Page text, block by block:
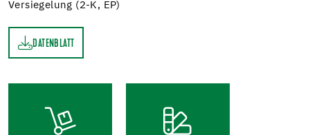
Versiegelung (2-K, EP)
DATENBLATT